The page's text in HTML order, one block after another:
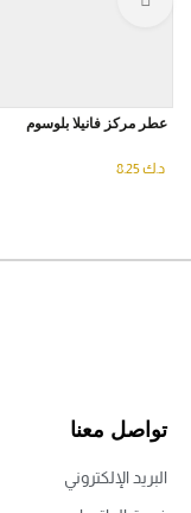
عطر مركز فانيلا بلوسوم
د.ك
تواصل معنا
البريد الإلكتروني